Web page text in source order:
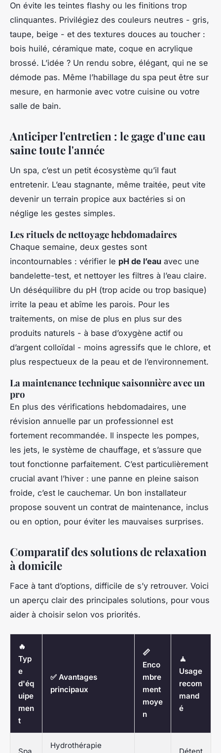
On évite les teintes flashy ou les finitions trop
clinquantes. Privilégiez des couleurs neutres - gris,
taupe, beige - et des textures douces au toucher :
bois huilé, céramique mate, coque en acrylique
brossé. L’idée ? Un rendu sobre, élégant, qui ne se
démode pas. Même l’habillage du spa peut être sur
mesure, en harmonie avec votre cuisine ou votre
salle de bain.
Anticiper l'entretien : le gage d'une eau
saine toute l'année
Un spa, c’est un petit écosystème qu’il faut
entretenir. L’eau stagnante, même traitée, peut vite
devenir un terrain propice aux bactéries si on
néglige les gestes simples.
Les rituels de nettoyage hebdomadaires
Chaque semaine, deux gestes sont
incontournables : vérifier le pH de l’eau avec une
bandelette-test, et nettoyer les filtres à l’eau claire.
Un déséquilibre du pH (trop acide ou trop basique)
irrite la peau et abîme les parois. Pour les
traitements, on mise de plus en plus sur des
produits naturels - à base d’oxygène actif ou
d’argent colloïdal - moins agressifs que le chlore, et
plus respectueux de la peau et de l’environnement.
La maintenance technique saisonnière avec un
pro
En plus des vérifications hebdomadaires, une
révision annuelle par un professionnel est
fortement recommandée. Il inspecte les pompes,
les jets, le système de chauffage, et s’assure que
tout fonctionne parfaitement. C’est particulièrement
crucial avant l’hiver : une panne en pleine saison
froide, c’est le cauchemar. Un bon installateur
propose souvent un contrat de maintenance, inclus
ou en option, pour éviter les mauvaises surprises.
Comparatif des solutions de relaxation
à domicile
Face à tant d’options, difficile de s’y retrouver. Voici
un aperçu clair des principales solutions, pour vous
aider à choisir selon vos priorités.
🔥
Typ
e
d'éq
uipe
men
t
✅ Avantages
principaux
📏
Enco
mbre
ment
moye
n
🧘
Usage
recom
mand
é
Hydrothérapie